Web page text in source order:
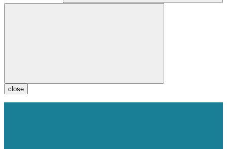
close